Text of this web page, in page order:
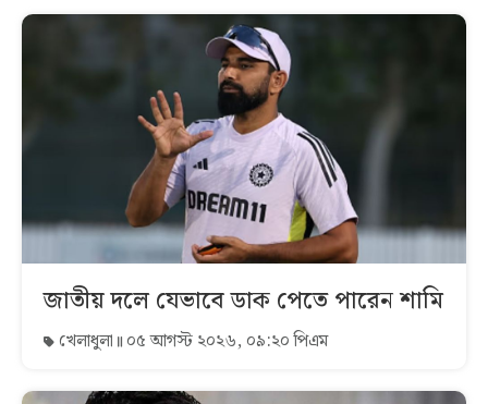
জাতীয় দলে যেভাবে ডাক পেতে পারেন শামি
খেলাধুলা ০৫ আগস্ট ২০২৬, ০৯:২০ পিএম